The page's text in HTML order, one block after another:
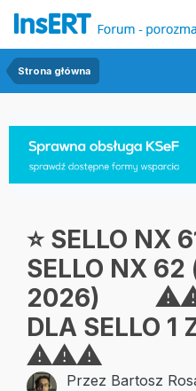
Strona główna
⭐ SELLO
SELLO NX
2026) ⚠⚠⚠
DLA SELLO 1
⚠⚠⚠
Przez Bartosz